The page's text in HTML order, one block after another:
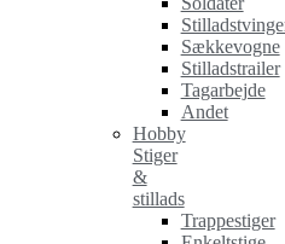
Sækkevogne
Stilladstrailer
Tagarbejde
Andet
Hobby
Stiger
&
stillads
Trappestiger